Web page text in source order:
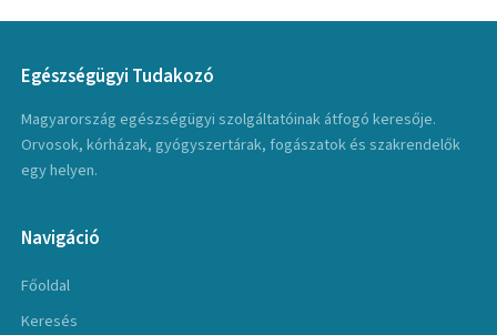
Egészségügyi Tudakozó
Magyarország egészségügyi szolgáltatóinak átfogó keresője.
Orvosok, kórházak, gyógyszertárak, fogászatok és szakrendelők
egy helyen.
Navigáció
Főoldal
Keresés